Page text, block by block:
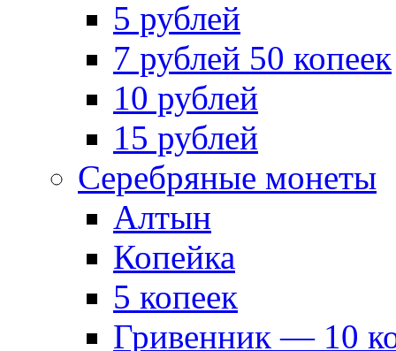
5 рублей
7 рублей 50 копеек
10 рублей
15 рублей
Серебряные монеты
Алтын
Копейка
5 копеек
Гривенник — 10